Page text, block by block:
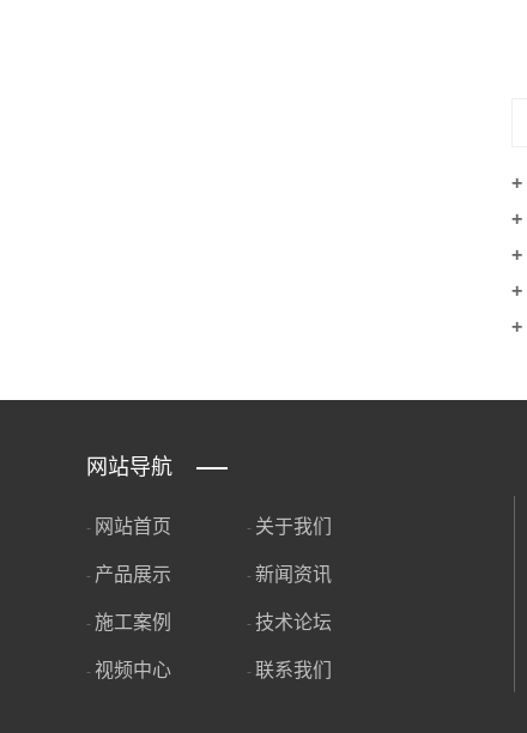
网站导航
- 网站首页 - 关于我们
- 产品展示 - 新闻资讯
- 施工案例 - 技术论坛
- 视频中心 - 联系我们